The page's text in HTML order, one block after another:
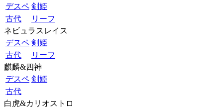
デスペ 剣姫
古代
リーフ
ネビュラスレイス
デスペ 剣姫
古代
リーフ
麒麟&四神
デスペ 剣姫
古代
白虎&カリオストロ